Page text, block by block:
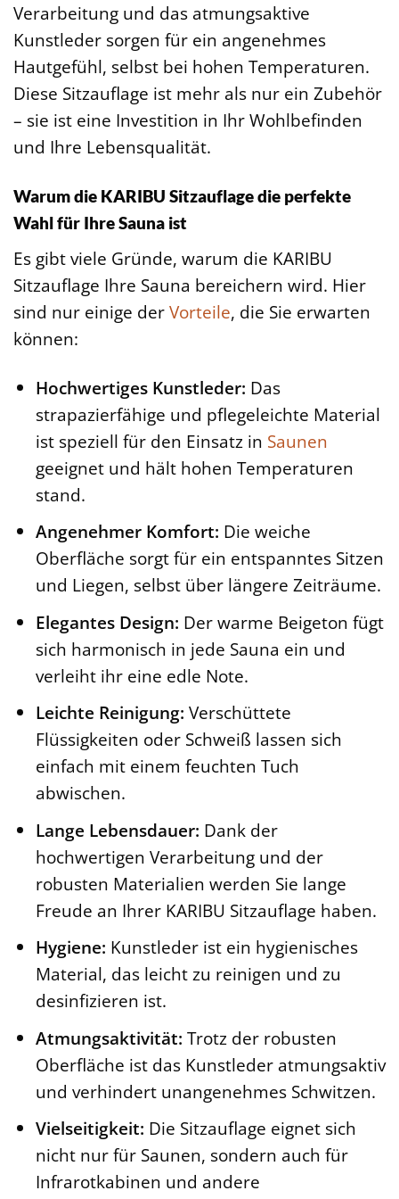
Verarbeitung und das atmungsaktive
Kunstleder sorgen für ein angenehmes
Hautgefühl, selbst bei hohen Temperaturen.
Diese Sitzauflage ist mehr als nur ein Zubehör
– sie ist eine Investition in Ihr Wohlbefinden
und Ihre Lebensqualität.
Warum die KARIBU Sitzauflage die perfekte
Wahl für Ihre Sauna ist
Es gibt viele Gründe, warum die KARIBU
Sitzauflage Ihre Sauna bereichern wird. Hier
sind nur einige derVorteile, die Sie erwarten
können:
Hochwertiges Kunstleder: Das
strapazierfähige und pflegeleichte Material
ist speziell für den Einsatz in Saunen
geeignet und hält hohen Temperaturen
stand.
Angenehmer Komfort: Die weiche
Oberfläche sorgt für ein entspanntes Sitzen
und Liegen, selbst über längere Zeiträume.
Elegantes Design: Der warme Beigeton fügt
sich harmonisch in jede Sauna ein und
verleiht ihr eine edle Note.
Leichte Reinigung: Verschüttete
Flüssigkeiten oder Schweiß lassen sich
einfach mit einem feuchten Tuch
abwischen.
Lange Lebensdauer: Dank der
hochwertigen Verarbeitung und der
robusten Materialien werden Sie lange
Freude an Ihrer KARIBU Sitzauflage haben.
Hygiene: Kunstleder ist ein hygienisches
Material, das leicht zu reinigen und zu
desinfizieren ist.
Atmungsaktivität: Trotz der robusten
Oberfläche ist das Kunstleder atmungsaktiv
und verhindert unangenehmes Schwitzen.
Vielseitigkeit: Die Sitzauflage eignet sich
nicht nur für Saunen, sondern auch für
Infrarotkabinen und andere